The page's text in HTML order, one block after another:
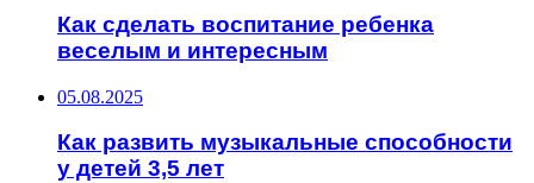
Как сделать воспитание ребенка
веселым и интересным
05.08.2025
Как развить музыкальные способности
у детей 3,5 лет